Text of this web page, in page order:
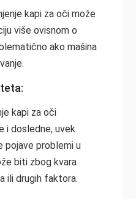
kapi za oči može
više ovisnom o
ako mašina
kapi za oči
i dosledne, uvek
pojave problemi u
biti zbog kvara
ili drugih faktora.